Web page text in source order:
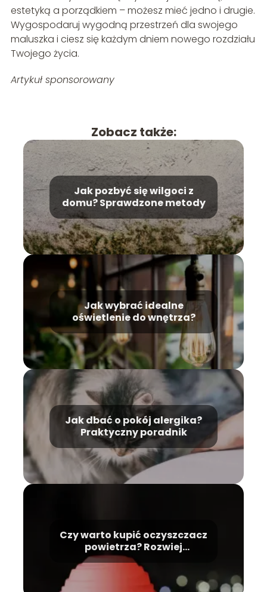
estetyką a porządkiem – możesz mieć jedno i drugie.
Wygospodaruj wygodną przestrzeń dla swojego
maluszka i ciesz się każdym dniem nowego rozdziału
Twojego życia.
Artykuł sponsorowany
Zobacz także:
Jak pozbyć się wilgoci z
domu? Sprawdzone metody
Jak wybrać idealne
oświetlenie do wnętrza?
Jak dbać o pokój alergika?
Praktyczny poradnik
Czy warto kupić oczyszczacz
powietrza? Rozwiej
wątpliwości